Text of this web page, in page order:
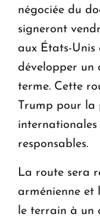
négociée du
signeront
aux États-Unis
développer
terme. Cette
Trump pour la
responsables.
La route sera
arménienne et
le terrain à un